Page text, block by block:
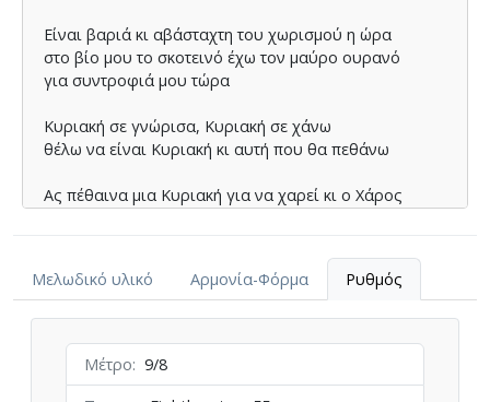
Είναι βαριά κι αβάσταχτη του χωρισµού η ώρα
στο βίο µου το σκοτεινό έχω τον µαύρο ουρανό
για συντροφιά µου τώρα
Κυριακή σε γνώρισα, Κυριακή σε χάνω
θέλω να είναι Κυριακή κι αυτή που θα πεθάνω
Ας πέθαινα µια Κυριακή για να χαρεί κι ο Χάρος
Κυριακή σε γνώρισα, Κυριακή σε χάνω
Μελωδικό υλικό Αρμονία-Φόρμα Ρυθμός
Μέτρο
9/8